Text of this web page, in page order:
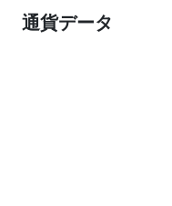
通貨データ